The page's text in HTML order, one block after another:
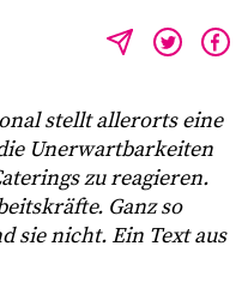
stellt allerorts eine
Unerwartbarkeiten
zu reagieren.
Ganz so
sie nicht. Ein Text aus